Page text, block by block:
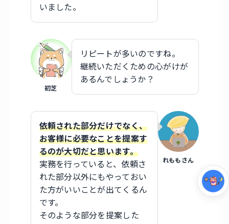
いました。
初芝
リピートが多いのですね。
継続いただくための心がけが
あるんでしょうか？
れももさん
依頼された部分だけでなく、
お客様に必要なことを提案す
るのが大切だと思います。
実務を行っていると、依頼さ
れた部分以外にもやっておい
た方がいいことが出てくるん
です。
そのような部分を提案した
集中モード